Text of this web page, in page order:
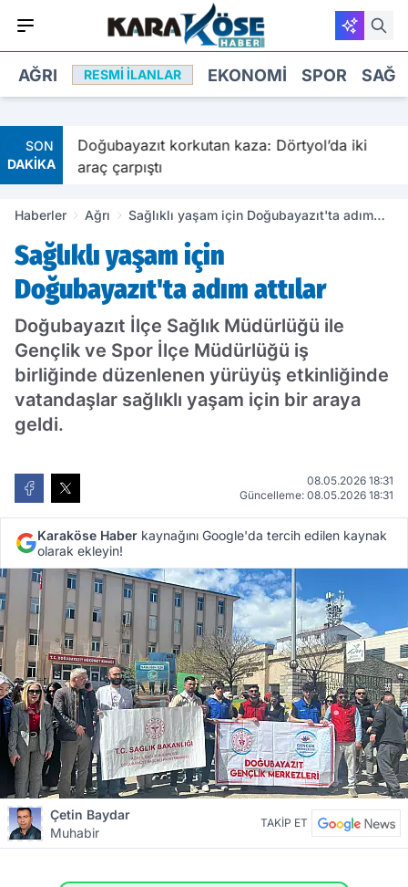
AĞRI RESMI İLANLAR EKONOMI SPOR
SON
DAKİKA
Doğubayazıt korkutan kaza: Dörtyol’da iki
araç çarpıştı
Haberler Ağrı
Sağlıklı yaşam için Doğubayazıt'ta adım
Sağlıklı yaşam için
Doğubayazıt'ta adım attılar
Doğubayazıt İlçe Sağlık Müdürlüğü ile
Gençlik ve Spor İlçe Müdürlüğü iş
birliğinde düzenlenen yürüyüş etkinliğinde
vatandaşlar sağlıklı yaşam için bir araya
geldi.
08.05.2026 18:31
Güncelleme: 08.05.2026 18:31
Karaköse Haber kaynağını Google'da tercih edilen kaynak
olarak ekleyin!
Çetin Baydar
Muhabir
TAKİP ET